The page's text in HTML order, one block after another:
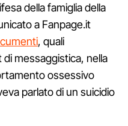
della famiglia della
a Fanpage.it
, quali
messaggistica, nella
ossessivo
parlato di un suicidio